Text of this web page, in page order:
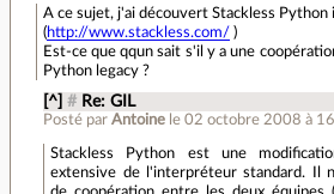
A ce sujet, j'ai découvert Stackless Python
(http://www.stackless.com/ )
Est-ce que qqun sait s'il y a une
Python legacy ?
[^] # Re: GIL
Posté parAntoine le 02 octobre 2008 à
Stackless Python est une
extensive de l'interpréteur standard. Il